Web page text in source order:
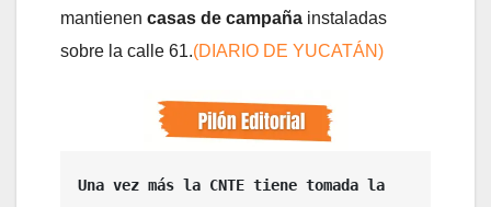
mantienen casas de campaña instaladas
sobre la calle 61.(DIARIO DE YUCATÁN)
Una vez más la CNTE tiene tomada la